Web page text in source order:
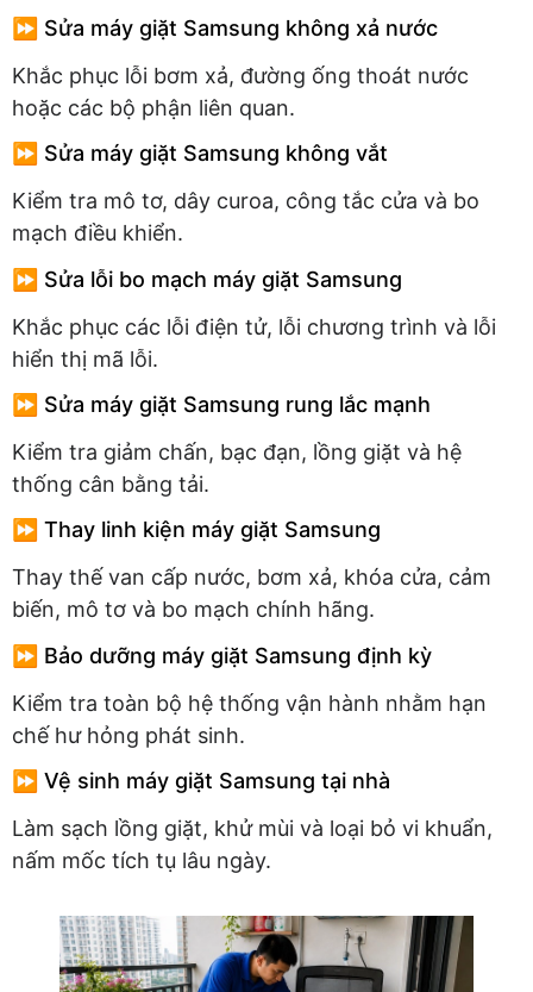
⏩ Sửa máy giặt Samsung không xả nước
Khắc phục lỗi bơm xả, đường ống thoát nước
hoặc các bộ phận liên quan.
⏩ Sửa máy giặt Samsung không vắt
Kiểm tra mô tơ, dây curoa, công tắc cửa và bo
mạch điều khiển.
⏩ Sửa lỗi bo mạch máy giặt Samsung
Khắc phục các lỗi điện tử, lỗi chương trình và lỗi
hiển thị mã lỗi.
⏩ Sửa máy giặt Samsung rung lắc mạnh
Kiểm tra giảm chấn, bạc đạn, lồng giặt và hệ
thống cân bằng tải.
⏩ Thay linh kiện máy giặt Samsung
Thay thế van cấp nước, bơm xả, khóa cửa, cảm
biến, mô tơ và bo mạch chính hãng.
⏩ Bảo dưỡng máy giặt Samsung định kỳ
Kiểm tra toàn bộ hệ thống vận hành nhằm hạn
chế hư hỏng phát sinh.
⏩ Vệ sinh máy giặt Samsung tại nhà
Làm sạch lồng giặt, khử mùi và loại bỏ vi khuẩn,
nấm mốc tích tụ lâu ngày.